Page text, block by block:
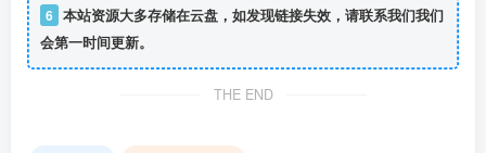
6 本站资源大多存储在云盘，如发现链接失效，请联系我们我们
会第一时间更新。
THE END